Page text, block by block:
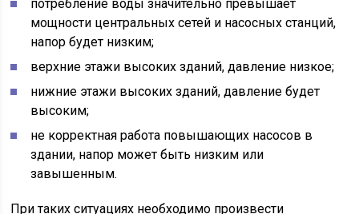
потребление воды значительно превышает
мощности центральных сетей и насосных станций,
напор будет низким;
верхние этажи высоких зданий, давление низкое;
нижние этажи высоких зданий, давление будет
высоким;
не корректная работа повышающих насосов в
здании, напор может быть низким или
завышенным.
При таких ситуациях необходимо произвести